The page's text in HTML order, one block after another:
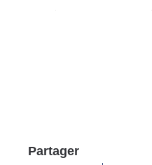
Déportés
Partager